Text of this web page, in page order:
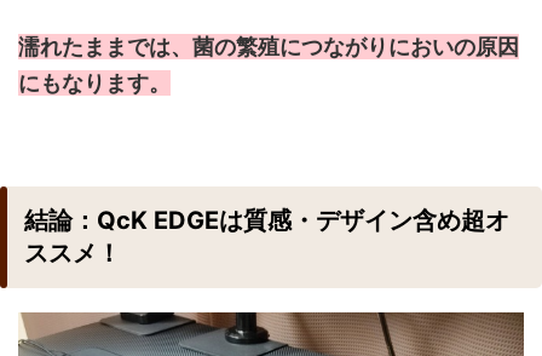
濡れたままでは、菌の繁殖につながりにおいの原因
にもなります。
結論：QcK EDGEは質感・デザイン含め超オ
ススメ！